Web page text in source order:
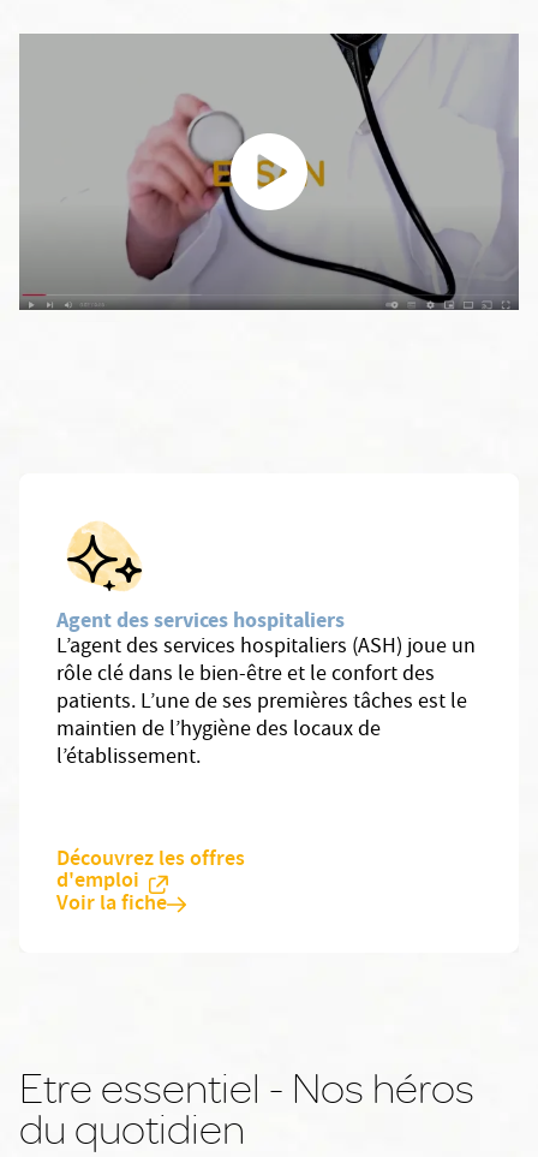
Agent des services hospitaliers
L’agent des services hospitaliers (ASH) joue un
rôle clé dans le bien-être et le confort des
patients. L’une de ses premières tâches est le
maintien de l’hygiène des locaux de
l’établissement.
Découvrez les offres
d'emploi
Voir la fiche
Etre essentiel - Nos héros
du quotidien